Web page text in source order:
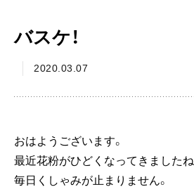
バスケ！
2020.03.07
おはようございます。
最近花粉がひどくなってきましたね
毎日くしゃみが止まりません。